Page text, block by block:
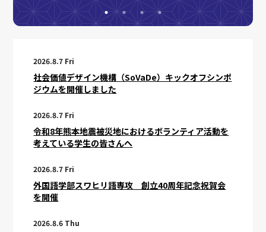
2026.8.7 Fri
社会価値デザイン機構（SoVaDe）キックオフシンポ
ジウムを開催しました
2026.8.7 Fri
令和8年熊本地震被災地におけるボランティア活動を
考えている学生の皆さんへ
2026.8.7 Fri
外国語学部スワヒリ語専攻 創立40周年記念祝賀会
を開催
2026.8.6 Thu